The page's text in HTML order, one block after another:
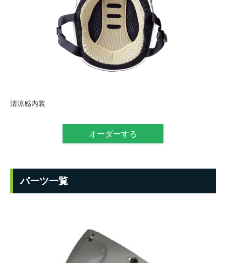
清涼感内装
オーダーする
パーツ一覧